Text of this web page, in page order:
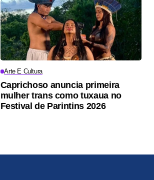
Arte E Cultura
Caprichoso anuncia primeira
mulher trans como tuxaua no
Festival de Parintins 2026